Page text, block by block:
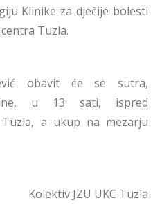
Klinike za dječije bolesti
Tuzla.
obavit će se sutra,
u 13 sati, ispred
a ukup na mezarju
Kolektiv JZU UKC Tuzla